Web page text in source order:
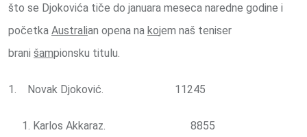
što se Djokovića tiče do januara meseca naredne godine i
početka Australian opena na kojem naš teniser
brani šampionsku titulu.
1. Novak Djoković. 11245
Karlos Akkaraz. 8855